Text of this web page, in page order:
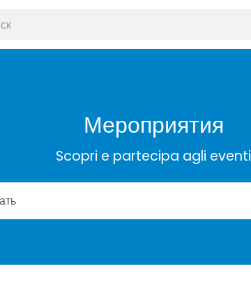
Мероприятия
Scopri e partecipa agli eventi